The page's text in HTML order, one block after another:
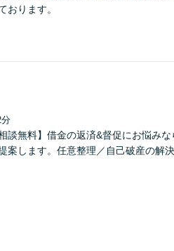
おります。
談無料】借金の返済&督促にお悩み
案します。任意整理／自己破産の解